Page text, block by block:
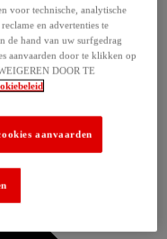
voor technische, analytische
en advertenties te
de hand van uw surfgedrag
aanvaarden door te klikken op
DOOR TE
aanvaarden